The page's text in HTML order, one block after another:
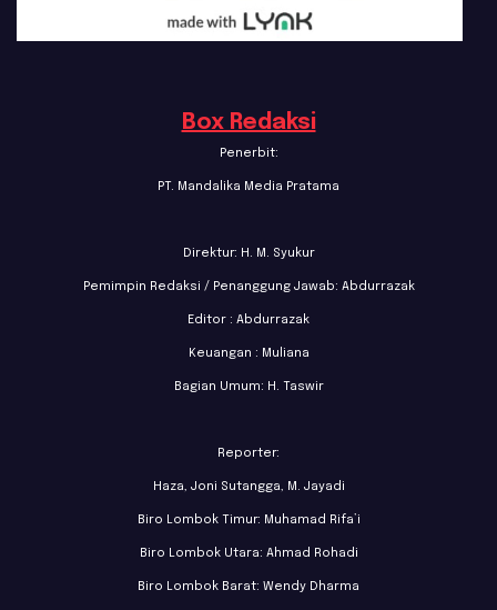
Box Redaksi
Penerbit:
PT. Mandalika Media Pratama
Direktur: H. M. Syukur
Pemimpin Redaksi / Penanggung Jawab: Abdurrazak
Editor : Abdurrazak
Keuangan : Muliana
Bagian Umum: H. Taswir
Reporter:
Haza, Joni Sutangga, M. Jayadi
Biro Lombok Timur: Muhamad Rifa’i
Biro Lombok Utara: Ahmad Rohadi
Biro Lombok Barat: Wendy Dharma